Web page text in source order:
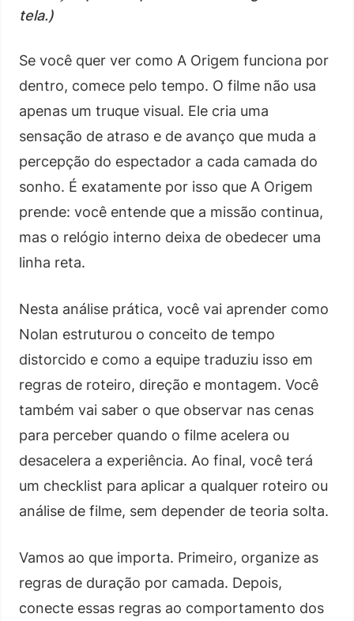
tela.)
Se você quer ver como A Origem funciona por
dentro, comece pelo tempo. O filme não usa
apenas um truque visual. Ele cria uma
sensação de atraso e de avanço que muda a
percepção do espectador a cada camada do
sonho. É exatamente por isso que A Origem
prende: você entende que a missão continua,
mas o relógio interno deixa de obedecer uma
linha reta.
Nesta análise prática, você vai aprender como
Nolan estruturou o conceito de tempo
distorcido e como a equipe traduziu isso em
regras de roteiro, direção e montagem. Você
também vai saber o que observar nas cenas
para perceber quando o filme acelera ou
desacelera a experiência. Ao final, você terá
um checklist para aplicar a qualquer roteiro ou
análise de filme, sem depender de teoria solta.
Vamos ao que importa. Primeiro, organize as
regras de duração por camada. Depois,
conecte essas regras ao comportamento dos